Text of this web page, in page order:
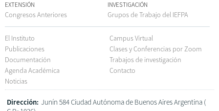
EXTENSIÓN
Congresos Anteriores
INVESTIGACIÓN
Grupos de Trabajo del IEFPA
El Instituto
Publicaciones
Documentación
Agenda Académica
Noticias
Campus Virtual
Clases y Conferencias por Zoom
Trabajos de investigación
Contacto
Dirección: Junín 584 Ciudad Autónoma de Buenos Aires Argentina (